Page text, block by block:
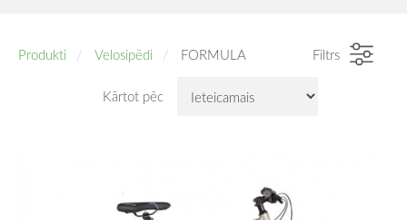
Produkti Velosipēdi FORMULA Filtrs
Kārtot pēc